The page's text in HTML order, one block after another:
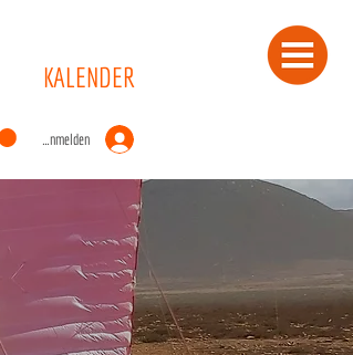
KALENDER
Anmelden